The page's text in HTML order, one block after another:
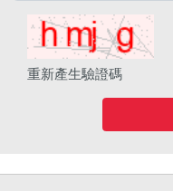
重新產生驗證碼